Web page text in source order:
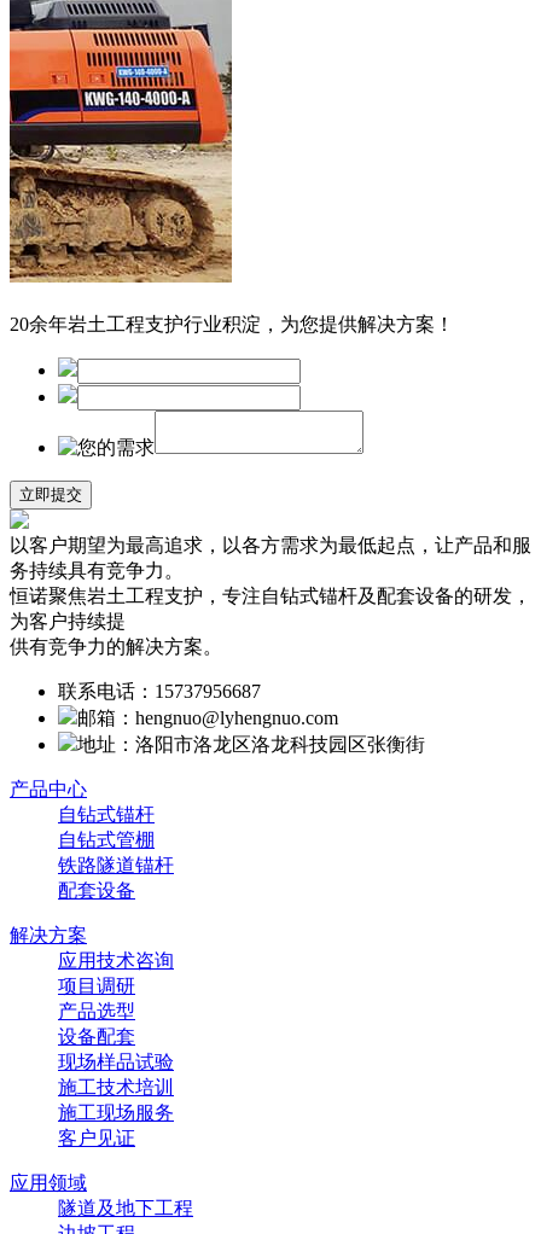
20余年岩土工程支护行业积淀，为您提供解决方案！
以客户期望为最高追求，以各方需求为最低起点，让产品和服
务持续具有竞争力。
恒诺聚焦岩土工程支护，专注自钻式锚杆及配套设备的研发，
为客户持续提
供有竞争力的解决方案。
联系电话：15737956687
邮箱：hengnuo@lyhengnuo.com
地址：洛阳市洛龙区洛龙科技园区张衡街
产品中心
自钻式锚杆
自钻式管棚
铁路隧道锚杆
配套设备
解决方案
应用技术咨询
项目调研
产品选型
设备配套
现场样品试验
施工技术培训
施工现场服务
客户见证
应用领域
隧道及地下工程